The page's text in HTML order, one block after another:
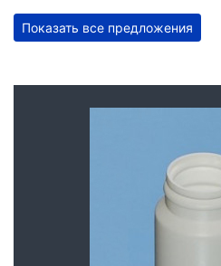
Показать все предложения